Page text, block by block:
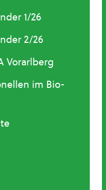
1/26
2/26
Vorarlberg
im Bio-